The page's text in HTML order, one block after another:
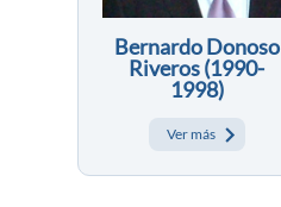
Bernardo Donoso
Riveros (1990-
1998)
Ver más